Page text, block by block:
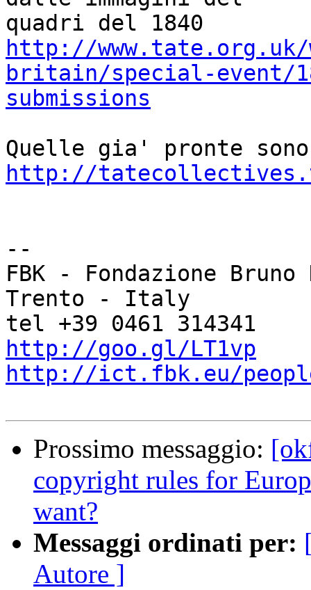
http://
britain/special-event/
submissions
http://
--
FBK - Fondazione Bruno
Trento - Italy
http://goo.gl/LT1vp
http://ict.fbk.eu/
Prossimo messaggio:
copyright rules for
want?
Messaggi ordinati per:
Autore ]